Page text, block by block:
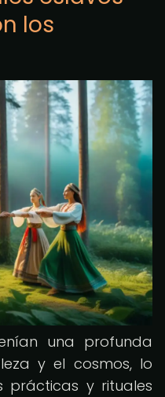
los
una profunda
y el cosmos, lo
prácticas y rituales